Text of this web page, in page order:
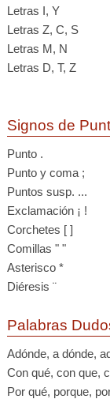
Letras I, Y
Letras Z, C, S
Letras M, N
Letras D, T, Z
Signos de
Punto .
Punto y coma ;
Puntos susp. ...
Exclamación ¡ !
Corchetes [ ]
Comillas " "
Asterisco *
Diéresis ¨
Palabras
Adónde, a dónde,
Con qué, con que,
Por qué, porque,